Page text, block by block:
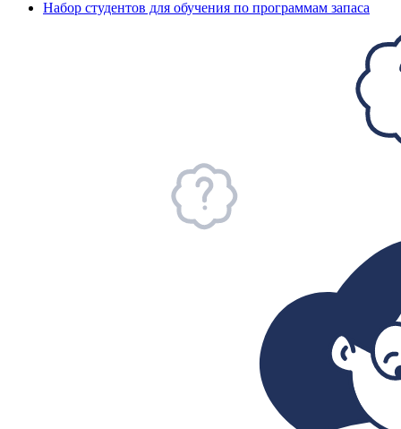
Набор студентов для обучения по программам запаса